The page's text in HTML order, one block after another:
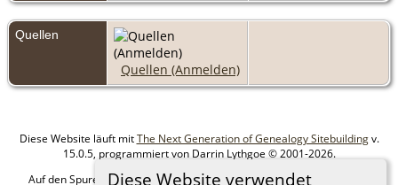
Diese Website verwendet
Quellen
Quellen (Anmelden)
Diese Website läuft mitThe Next Generation of Genealogy Sitebuildingv.
15.0.5, programmiert von Darrin Lythgoe © 2001-2026.
Auf den Spuren meiner Ahnen - erstellt und betreut vonMIchael Klein